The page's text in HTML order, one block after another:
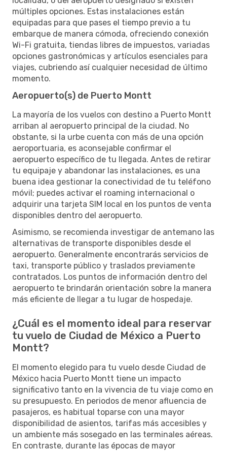
múltiples opciones. Estas instalaciones están
equipadas para que pases el tiempo previo a tu
embarque de manera cómoda, ofreciendo conexión
Wi-Fi gratuita, tiendas libres de impuestos, variadas
opciones gastronómicas y artículos esenciales para
viajes, cubriendo así cualquier necesidad de último
momento.
Aeropuerto(s) de Puerto Montt
La mayoría de los vuelos con destino a Puerto Montt
arriban al aeropuerto principal de la ciudad. No
obstante, si la urbe cuenta con más de una opción
aeroportuaria, es aconsejable confirmar el
aeropuerto específico de tu llegada. Antes de retirar
tu equipaje y abandonar las instalaciones, es una
buena idea gestionar la conectividad de tu teléfono
móvil; puedes activar el roaming internacional o
adquirir una tarjeta SIM local en los puntos de venta
disponibles dentro del aeropuerto.
Asimismo, se recomienda investigar de antemano las
alternativas de transporte disponibles desde el
aeropuerto. Generalmente encontrarás servicios de
taxi, transporte público y traslados previamente
contratados. Los puntos de información dentro del
aeropuerto te brindarán orientación sobre la manera
más eficiente de llegar a tu lugar de hospedaje.
¿Cuál es el momento ideal para reservar
tu vuelo de Ciudad de México a Puerto
Montt?
El momento elegido para tu vuelo desde Ciudad de
México hacia Puerto Montt tiene un impacto
significativo tanto en la vivencia de tu viaje como en
su presupuesto. En periodos de menor afluencia de
pasajeros, es habitual toparse con una mayor
disponibilidad de asientos, tarifas más accesibles y
un ambiente más sosegado en las terminales aéreas.
En contraste, durante las épocas de mayor